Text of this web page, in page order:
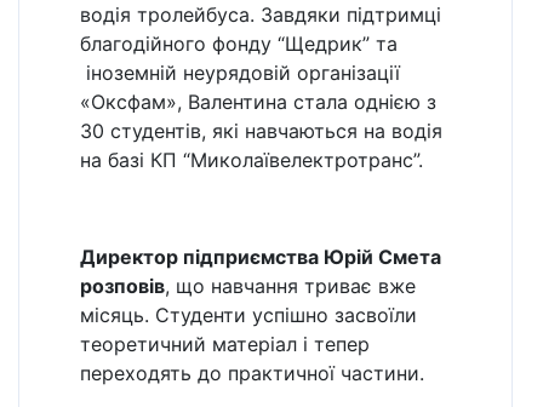
водія тролейбуса. Завдяки підтримці
благодійного фонду “Щедрик” та
іноземній неурядовій організації
«Оксфам», Валентина стала однією з
30 студентів, які навчаються на водія
на базі КП “Миколаївелектротранс”.
Директор підприємства Юрій Смета
розповів, що навчання триває вже
місяць. Студенти успішно засвоїли
теоретичний матеріал і тепер
переходять до практичної частини.